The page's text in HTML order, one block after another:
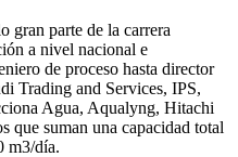
gran parte de la carrera
a nivel nacional e
de proceso hasta director
Trading and Services, IPS,
Agua, Aqualyng, Hitachi
que suman una capacidad total
m3/día.